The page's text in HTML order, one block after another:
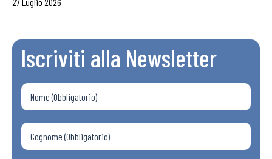
27 Luglio 2026
Iscriviti alla Newsletter